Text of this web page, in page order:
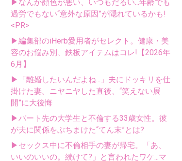
▶なんか顔色が悪い、いつもだるい...年齢でも
過労でもない“意外な原因”が隠れているかも!
<PR>
▶編集部のiHerb愛用者がセレクト。健康・美
容のお悩み別、鉄板アイテムはコレ!【2026年
6月】
▶「離婚したいんだよね...」夫にドッキリを仕
掛けた妻。ニヤニヤした直後、“笑えない展
開”に大後悔
▶パート先の大学生と不倫する33歳女性。彼
が夫に関係をぶちまけた“てん末”とは?
▶セックス中に不倫相手の妻が帰宅。「あ、
いいのいいの。続けて?」と言われたワケ...マ